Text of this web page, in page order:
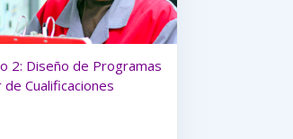
2: Diseño de Programas
Cualificaciones